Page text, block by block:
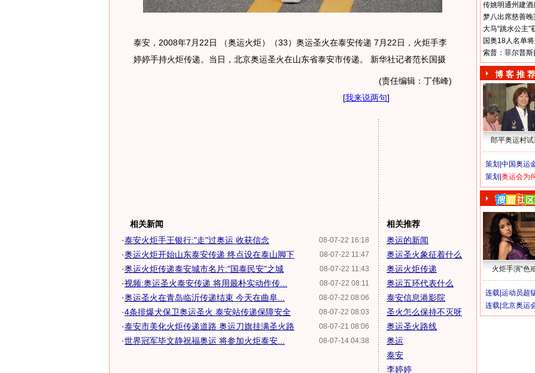
泰安，2008年7月22日 （奥运火炬）（33）奥运圣火在泰安传递 7月22日，火炬手李
婷婷手持火炬传递。当日，北京奥运圣火在山东省泰安市传递。 新华社记者范长国摄
(责任编辑：丁伟峰)
[我来说两句]
相关新闻
08-07-22 16:18
·泰安火炬手王银行:"走"过奥运 收获信念
08-07-22 11:47
·奥运火炬开始山东泰安传递 终点设在泰山脚下
08-07-22 11:43
·奥运火炬传递泰安城市名片:"国泰民安"之城
08-07-22 08:11
·视频:奥运圣火泰安传递 将用最朴实动作传...
08-07-22 08:06
·奥运圣火在青岛临沂传递结束 今天在曲阜...
08-07-22 08:03
·4条排爆犬保卫奥运圣火 泰安站传递保障安全
08-07-21 08:06
·泰安市美化火炬传递道路 奥运刀旗挂满圣火路
08-07-14 04:38
·世界冠军毕文静祝福奥运 将参加火炬泰安...
相关推荐
奥运的新闻
奥运圣火象征着什么
奥运火炬传递
奥运五环代表什么
泰安信息港影院
圣火怎么保持不灭呀
奥运圣火路线
奥运
泰安
李婷婷
传姚明通州建
梦八出席慈善
大马“跳水公主”
国奥18人名单
索普：菲尔普
博 客 推 荐
郎平奥运村试
策划| 中国奥运
策划| 奥运会为
火炬手演“色
连载| 运动员超
连载| 北京奥运